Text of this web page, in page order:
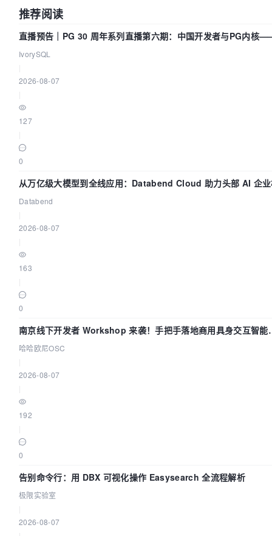
推荐阅读
直播预告｜PG 30 周年系列直播第六期：中国开发者与PG内核
改得动吗？我们贡献了什么？
IvorySQL
2026-08-07
127
0
从万亿级大模型到全线应用：Databend Cloud 助力头部 AI 企
全链路 Trace 数据管道
Databend
2026-08-07
163
0
南京线下开发者 Workshop 来袭！手把手落地商用具身交互智能
Agent 应用
哈哈欧尼OSC
2026-08-07
192
0
告别命令行：用 DBX 可视化操作 Easysearch 全流程解析
极限实验室
2026-08-07